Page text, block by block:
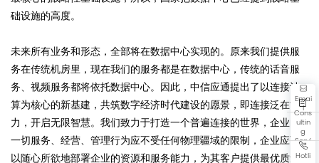
础设施的高度。
未来所有业务和形态，全部将在数据中心实现的。原来我们提供服
务在传统机房里，现在我们的服务都是在数据中心，传统的话音服
务、视频服务都将依托数据中心。因此，中信应通提出了以连接计
算为核心的新基建，共筑数字经济时代建设的愿景，即连接泛在能
力，开启无限智慧。我们致力于打造一个普遍连接的世界，企业的
一切服务、经营、管理行为应不受任何物理疆域的限制，企业应可
以随心所欲地部署企业的资源和服务能力，为其客户提供最优质量
Emai
l
Cons
ultin
g
Servi
ce
Hotli